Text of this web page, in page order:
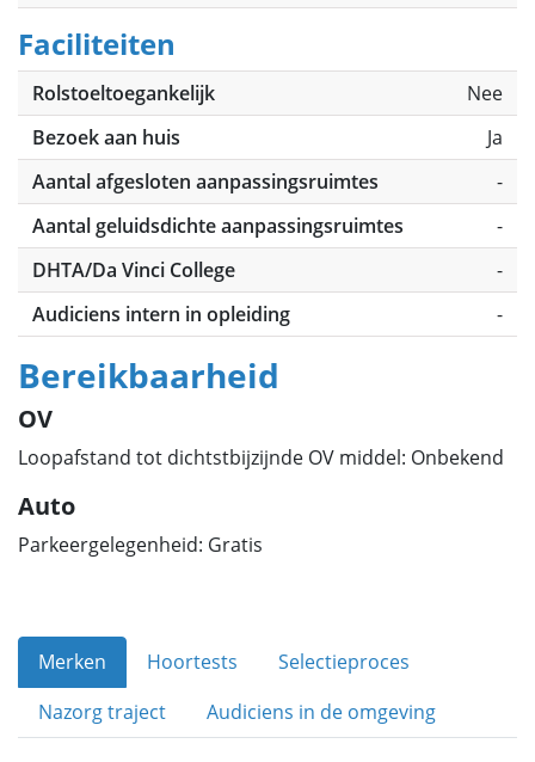
Faciliteiten
Rolstoeltoegankelijk
Nee
Bezoek aan huis
Ja
Aantal afgesloten aanpassingsruimtes
-
Aantal geluidsdichte aanpassingsruimtes
-
DHTA/Da Vinci College
-
Audiciens intern in opleiding
-
Bereikbaarheid
OV
Loopafstand tot dichtstbijzijnde OV middel: Onbekend
Auto
Parkeergelegenheid: Gratis
Merken Hoortests
Selectieproces
Nazorg traject
Audiciens in de omgeving